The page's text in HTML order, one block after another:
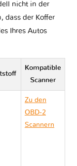
nicht in der
dass der Koffer
Ihres Autos
Kompatible
Scanner
Zu den
OBD-2
Scannern